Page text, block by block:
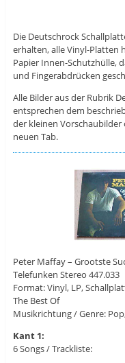
Die Deutschrock
erhalten, alle Vinyl-Platten
Papier Innen-Schutzhülle,
und Fingerabdrücken
Alle Bilder aus der Rubrik
entsprechen dem
der kleinen Vorschaubilder
neuen Tab.
Peter Maffay – Grootste
Telefunken Stereo 447.033
Format: Vinyl, LP,
The Best Of
Musikrichtung / Genre:
Kant 1:
6 Songs / Trackliste: